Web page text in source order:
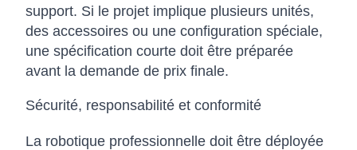
support. Si le projet implique plusieurs unités,
des accessoires ou une configuration spéciale,
une spécification courte doit être préparée
avant la demande de prix finale.
Sécurité, responsabilité et conformité
La robotique professionnelle doit être déployée